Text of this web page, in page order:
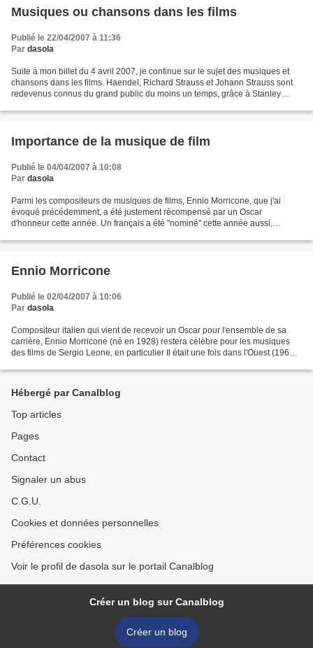
Musiques ou chansons dans les films
Publié le 22/04/2007 à 11:36
Par dasola
Suite à mon billet du 4 avril 2007, je continue sur le sujet des musiques et
chansons dans les films. Haendel, Richard Strauss et Johann Strauss sont
redevenus connus du grand public du moins un temps, grâce à Stanley
Importance de la musique de film
Publié le 04/04/2007 à 10:08
Par dasola
Parmi les compositeurs de musiques de films, Ennio Morricone, que j'ai
évoqué précédemment, a été justement récompensé par un Oscar
d'honneur cette année. Un français a été "nominé" cette année aussi,
Ennio Morricone
Publié le 02/04/2007 à 10:06
Par dasola
Compositeur italien qui vient de recevoir un Oscar pour l'ensemble de sa
carrière, Ennio Morricone (né en 1928) restera célèbre pour les musiques
des films de Sergio Leone, en particulier Il était une fois dans l'Ouest (1968)
Hébergé par Canalblog
Top articles
Pages
Contact
Signaler un abus
C.G.U.
Cookies et données personnelles
Préférences cookies
Voir le profil de dasola sur le portail Canalblog
Créer un blog sur Canalblog
Créer un blog